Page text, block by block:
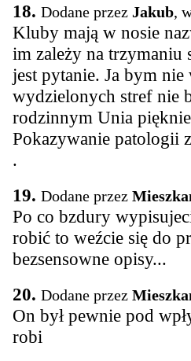
18. Dodane przez Jakub,
Kluby mają w nosie
im zależy na trzymaniu
jest pytanie. Ja bym
wydzielonych stref nie
rodzinnym Unia
Pokazywanie patologii
.
19. Dodane przez
Po co bzdury
robić to weźcie się do
bezsensowne opisy...
20. Dodane przez
On był pewnie pod
robi